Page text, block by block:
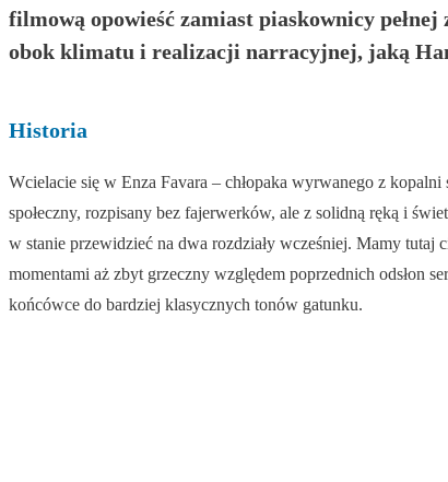
filmową opowieść zamiast piaskownicy
obok klimatu i realizacji narracyjnej, jaką
Historia
Wcielacie się w Enza Favara – chłopaka wyrwanego z
społeczny, rozpisany bez fajerwerków, ale z solidną ręką i
w stanie przewidzieć na dwa rozdziały wcześniej. Mamy tutaj
momentami aż zbyt grzeczny względem poprzednich odsłon
końcówce do bardziej klasycznych tonów gatunku.